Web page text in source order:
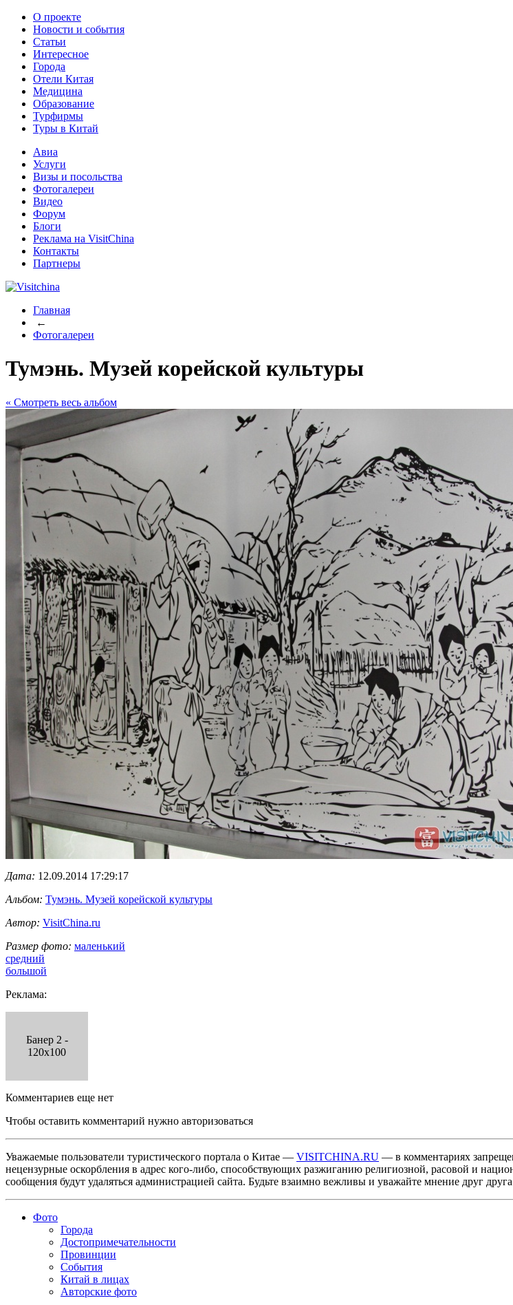
О проекте
Новости и события
Статьи
Интересное
Города
Отели Китая
Медицина
Образование
Турфирмы
Туры в Китай
Авиа
Услуги
Визы и посольства
Фотогалереи
Видео
Форум
Блоги
Реклама на VisitChina
Контакты
Партнеры
Главная
←
Фотогалереи
Тумэнь. Музей корейской культуры
« Cмотреть весь альбом
Дата: 12.09.2014 17:29:17
Альбом: Тумэнь. Музей корейской культуры
Автор: VisitChina.ru
Размер фото: маленький
средний
большой
Реклама:
Банер 2 -
120x100
Комментариев еще нет
Чтобы оставить комментарий нужно авторизоваться
Уважаемые пользователи туристического портала о Китае — VISITCHINA.RU — в комментариях
нецензурные оскорбления в адрес кого-либо, способствующих разжиганию религиозной, расовой и
сообщения будут удаляться администрацией сайта. Будьте взаимно вежливы и уважайте мнение друг
Фото
Города
Достопримечательности
Провинции
События
Китай в лицах
Авторские фото